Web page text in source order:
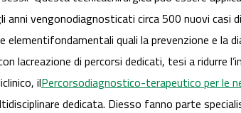
vengonodiagnosticati circa 500 nuovi casi
elementifondamentali quali la prevenzione e la
lacreazione di percorsi dedicati, tesi a ridurre
ilPercorsodiagnostico-terapeutico per le
dedicata. Diesso fanno parte